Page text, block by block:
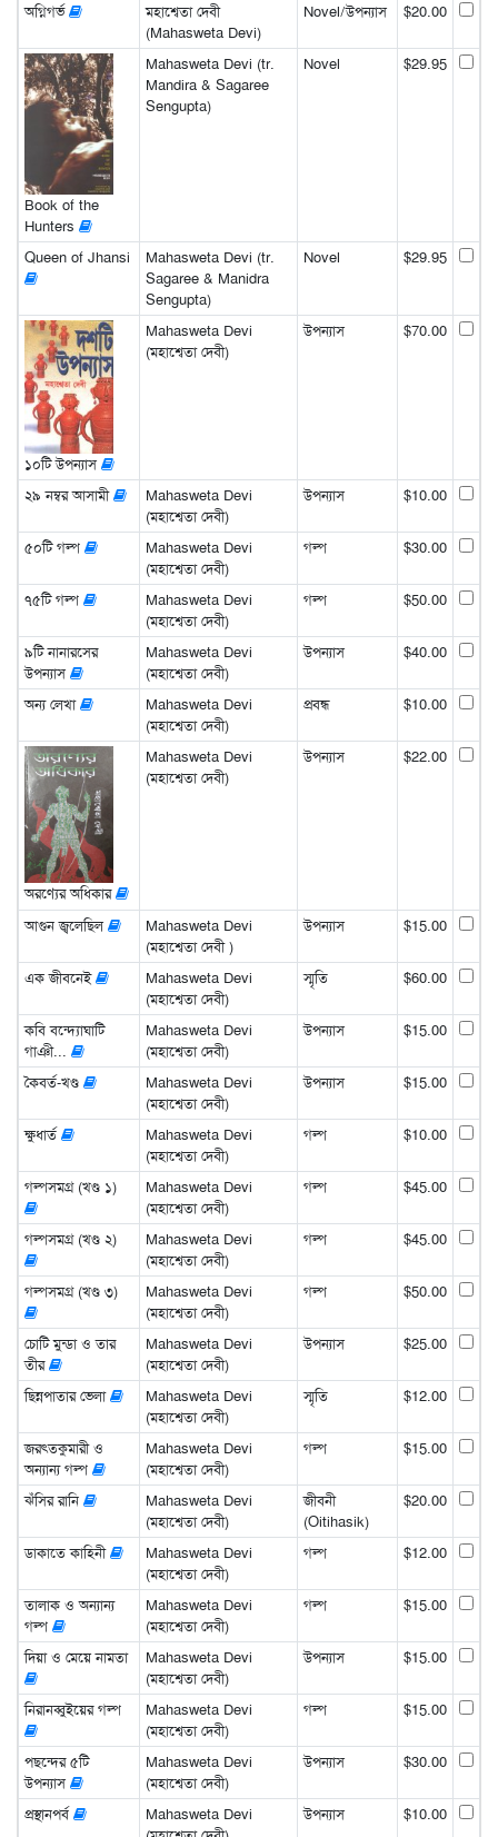
অগ্নিগর্ভ
মহাশ্বেতা দেবী
(Mahasweta Devi)
Novel/উপন্যাস $20.00
Book of the
Hunters
Mahasweta Devi (tr.
Mandira & Sagaree
Sengupta)
Novel $29.95
Queen of Jhansi
Mahasweta Devi (tr.
Sagaree & Manidra
Sengupta)
Novel $29.95
১০টি উপন্যাস
Mahasweta Devi
(মহাশ্বেতা দেবী)
উপন্যাস $70.00
২৯ নম্বর আসামী
Mahasweta Devi
(মহাশ্বেতা দেবী)
উপন্যাস $10.00
৫০টি গল্প
Mahasweta Devi
(মহাশ্বেতা দেবী)
গল্প $30.00
৭৫টি গল্প
Mahasweta Devi
(মহাশ্বেতা দেবী)
গল্প $50.00
৯টি নানারসের
উপন্যাস
Mahasweta Devi
(মহাশ্বেতা দেবী)
উপন্যাস $40.00
অন্য লেখা
Mahasweta Devi
(মহাশ্বেতা দেবী)
প্রবন্ধ $10.00
অরণ্যের অধিকার
Mahasweta Devi
(মহাশ্বেতা দেবী)
উপন্যাস $22.00
আগুন জ্বলেছিল
Mahasweta Devi
(মহাশ্বেতা দেবী )
উপন্যাস $15.00
এক জীবনেই
Mahasweta Devi
(মহাশ্বেতা দেবী)
স্মৃতি $60.00
কবি বন্দ্যোঘাটি
গাঞী...
Mahasweta Devi
(মহাশ্বেতা দেবী)
উপন্যাস $15.00
কৈবর্ত-খণ্ড
Mahasweta Devi
(মহাশ্বেতা দেবী)
উপন্যাস $15.00
ক্ষুধার্ত
Mahasweta Devi
(মহাশ্বেতা দেবী)
গল্প $10.00
গল্পসমগ্র (খণ্ড ১)
Mahasweta Devi
(মহাশ্বেতা দেবী)
গল্প $45.00
গল্পসমগ্র (খণ্ড ২)
Mahasweta Devi
(মহাশ্বেতা দেবী)
গল্প $45.00
গল্পসমগ্র (খণ্ড ৩)
Mahasweta Devi
(মহাশ্বেতা দেবী)
গল্প $50.00
চোটি মুন্ডা ও তার
তীর
Mahasweta Devi
(মহাশ্বেতা দেবী)
উপন্যাস $25.00
ছিন্নপাতার ভেলা
Mahasweta Devi
(মহাশ্বেতা দেবী)
স্মৃতি $12.00
জরৎতকুমারী ও
অন্যান্য গল্প
Mahasweta Devi
(মহাশ্বেতা দেবী)
গল্প $15.00
ঝঁসির রানি
Mahasweta Devi
(মহাশ্বেতা দেবী)
জীবনী
(Oitihasik)
$20.00
ডাকাতে কাহিনী
Mahasweta Devi
(মহাশ্বেতা দেবী)
গল্প $12.00
তালাক ও অন্যান্য
গল্প
Mahasweta Devi
(মহাশ্বেতা দেবী)
গল্প $15.00
দিয়া ও মেয়ে নামতা
Mahasweta Devi
(মহাশ্বেতা দেবী)
উপন্যাস $15.00
নিরানব্বুইয়ের গল্প
Mahasweta Devi
(মহাশ্বেতা দেবী)
গল্প $15.00
পছন্দের ৫টি
উপন্যাস
Mahasweta Devi
(মহাশ্বেতা দেবী)
উপন্যাস $30.00
প্রস্থানপর্ব
Mahasweta Devi
উপন্যাস $10.00